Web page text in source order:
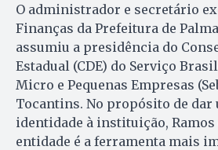
O administrador e secretário
Finanças da Prefeitura de
assumiu a presidência do
Estadual (CDE) do Serviço
Micro e Pequenas Empresas
Tocantins. No propósito de dar
identidade à instituição, Ramos
entidade é a ferramenta mais